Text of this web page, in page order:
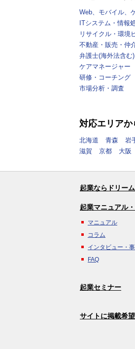
Web、モバイル、
ITシステム・情報
リサイクル・環境
不動産・販売・仲
弁護士(海外法含む)
ケアマネージャー
研修・コーチング
市場分析・調査
対応エリア
北海道 青森 岩
滋賀
京都 大阪
起業ならドリー
起業マニュアル
マニュアル
コラム
インタビュー・
FAQ
起業セミナー
サイトに掲載希